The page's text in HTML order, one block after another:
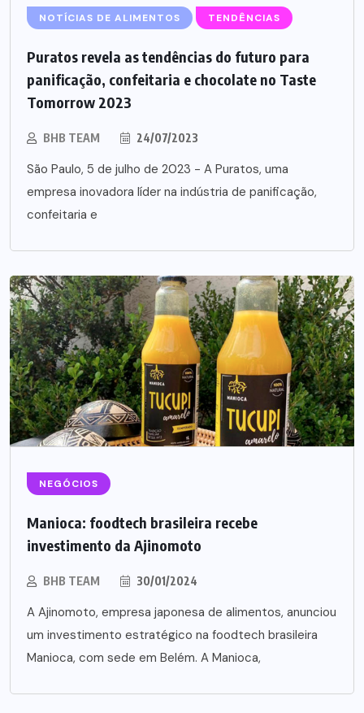
NOTÍCIAS DE ALIMENTOS TENDÊNCIAS
Puratos revela as tendências do futuro para
panificação, confeitaria e chocolate no Taste
Tomorrow 2023
BHB TEAM 24/07/2023
São Paulo, 5 de julho de 2023 - A Puratos, uma
empresa inovadora líder na indústria de panificação,
confeitaria e
NEGÓCIOS
Manioca: foodtech brasileira recebe
investimento da Ajinomoto
BHB TEAM 30/01/2024
A Ajinomoto, empresa japonesa de alimentos, anunciou
um investimento estratégico na foodtech brasileira
Manioca, com sede em Belém. A Manioca,